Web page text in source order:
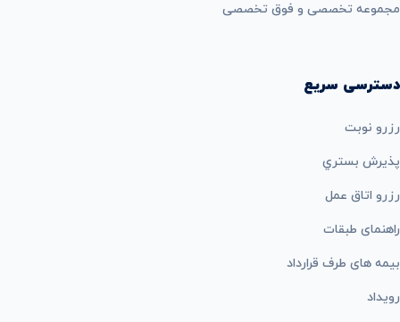
مجموعه تخصصی و فوق تخصصی
دسترسی سریع
رزرو نوبت
پذيرش بستري
رزرو اتاق عمل
راهنمای طبقات
بيمه های طرف قرارداد
رویداد